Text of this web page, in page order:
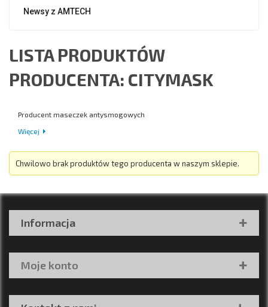
Newsy z AMTECH
LISTA PRODUKTÓW
PRODUCENTA: CITYMASK
Producent maseczek antysmogowych
Więcej
Chwilowo brak produktów tego producenta w naszym sklepie.
Informacja
Moje konto